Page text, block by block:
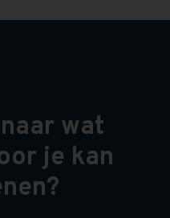
wat
je kan